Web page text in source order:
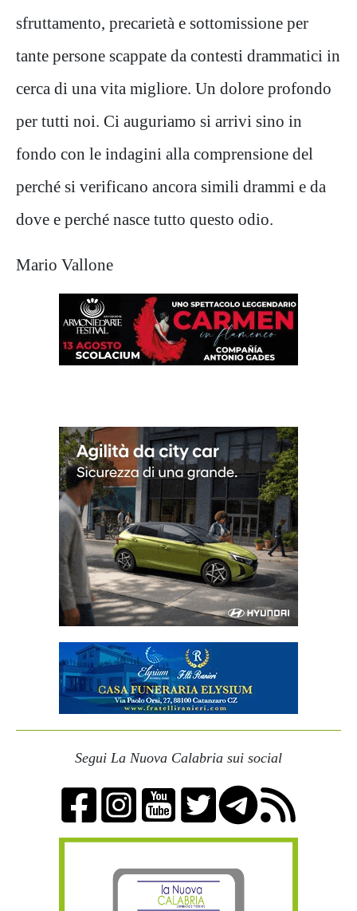
sfruttamento, precarietà e sottomissione per
tante persone scappate da contesti drammatici in
cerca di una vita migliore. Un dolore profondo
per tutti noi. Ci auguriamo si arrivi sino in
fondo con le indagini alla comprensione del
perché si verificano ancora simili drammi e da
dove e perché nasce tutto questo odio.
Mario Vallone
Segui La Nuova Calabria sui social